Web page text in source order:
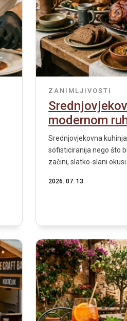
ZANIMLJIVOSTI
modernom
Srednjovjekovna
sofisticiranija nego što
začini, slatko-slani okusi
2026. 07. 13.